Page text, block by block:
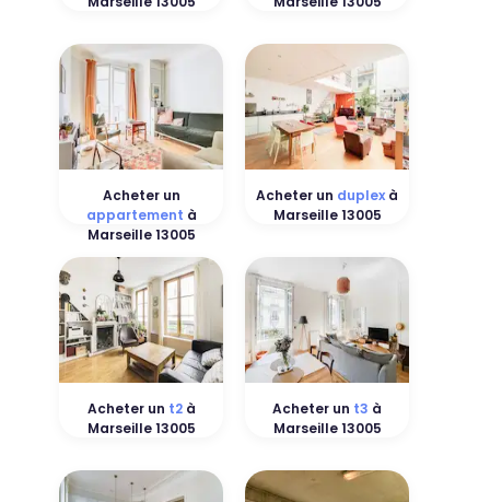
Acheter un
appartement à
Marseille 13005
Acheter un duplex à
Marseille 13005
Acheter un t2à
Marseille 13005
Acheter un t3 à
Marseille 13005